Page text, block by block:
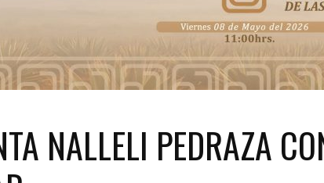
NALLELI PEDRAZA